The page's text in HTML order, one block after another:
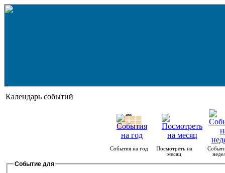
Календарь событий
События на год
Посмотреть на
месяц
Событие для